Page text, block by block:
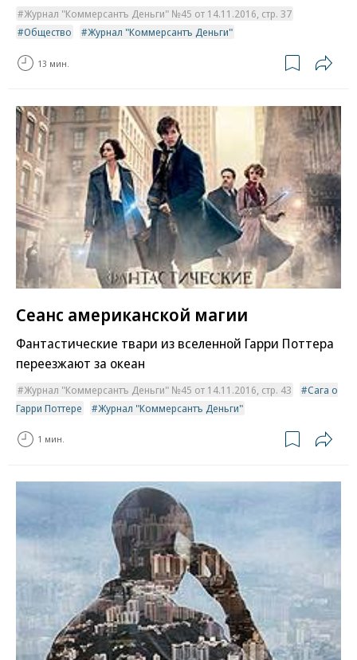
Журнал "Коммерсантъ Деньги" №45 от 14.11.2016, стр. 37
Общество
Журнал "Коммерсантъ Деньги"
13 мин.
Сеанс американской магии
Фантастические твари из вселенной Гарри Поттера
переезжают за океан
Журнал "Коммерсантъ Деньги" №45 от 14.11.2016, стр. 43
Сага о
Гарри Поттере
Журнал "Коммерсантъ Деньги"
1 мин.